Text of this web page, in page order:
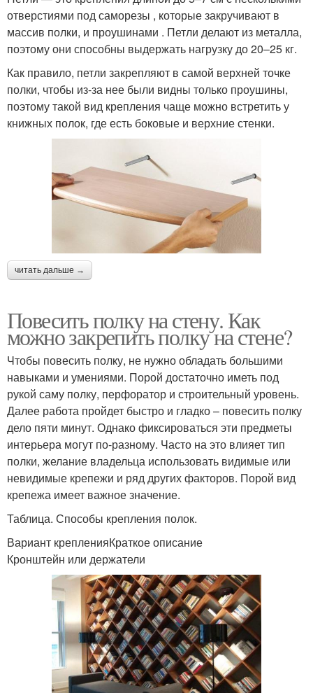
отверстиями под саморезы , которые закручивают в
массив полки, и проушинами . Петли делают из металла,
поэтому они способны выдержать нагрузку до 20–25 кг.
Как правило, петли закрепляют в самой верхней точке
полки, чтобы из-за нее были видны только проушины,
поэтому такой вид крепления чаще можно встретить у
книжных полок, где есть боковые и верхние стенки.
читать дальше →
Повесить полку на стену. Как
можно закрепить полку на стене?
Чтобы повесить полку, не нужно обладать большими
навыками и умениями. Порой достаточно иметь под
рукой саму полку, перфоратор и строительный уровень.
Далее работа пройдет быстро и гладко – повесить полку
дело пяти минут. Однако фиксироваться эти предметы
интерьера могут по-разному. Часто на это влияет тип
полки, желание владельца использовать видимые или
невидимые крепежи и ряд других факторов. Порой вид
крепежа имеет важное значение.
Таблица. Способы крепления полок.
Вариант крепленияКраткое описание
Кронштейн или держатели